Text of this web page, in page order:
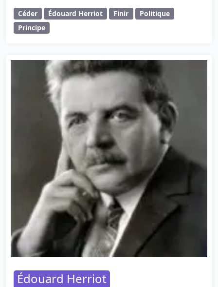
Céder Édouard Herriot Finir
Politique
Principe
Édouard Herriot